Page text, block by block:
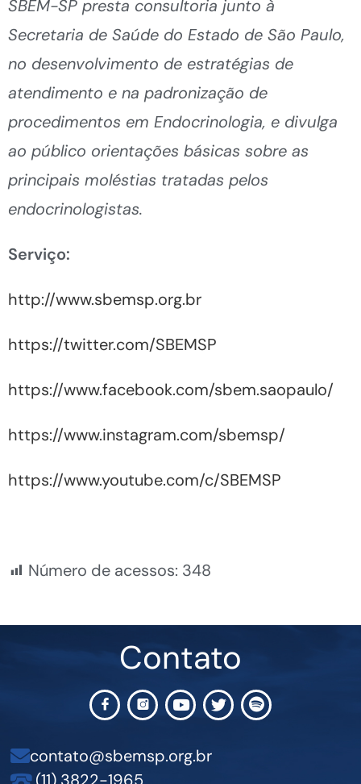
SBEM-SP presta consultoria junto à
Secretaria de Saúde do Estado de São Paulo,
no desenvolvimento de estratégias de
atendimento e na padronização de
procedimentos em Endocrinologia, e divulga
ao público orientações básicas sobre as
principais moléstias tratadas pelos
endocrinologistas.
Serviço:
http://www.sbemsp.org.br
https://twitter.com/SBEMSP
https://www.facebook.com/sbem.saopaulo/
https://www.instagram.com/sbemsp/
https://www.youtube.com/c/SBEMSP
Número de acessos: 348
Contato
contato@sbemsp.org.br